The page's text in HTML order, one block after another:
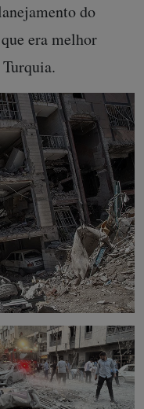
do
era melhor